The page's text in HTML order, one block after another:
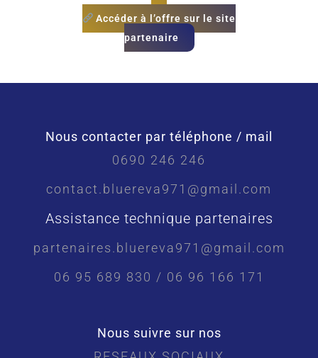
Accéder à l’offre sur le site
partenaire
Nous contacter par téléphone / mail
0690 246 246
contact.bluereva971@gmail.com
Assistance technique partenaires
partenaires.bluereva971@gmail.com
06 95 689 830 / 06 96 166 171
Nous suivre sur nos